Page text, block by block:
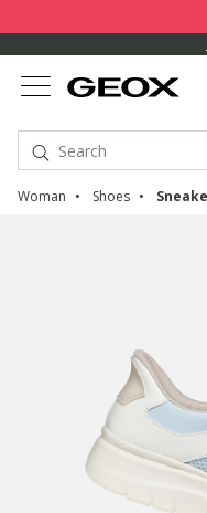
FREE STANDARD
Woman Shoes